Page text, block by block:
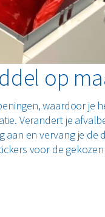
op
waardoor je
Verandert je
en vervang je de
voor de